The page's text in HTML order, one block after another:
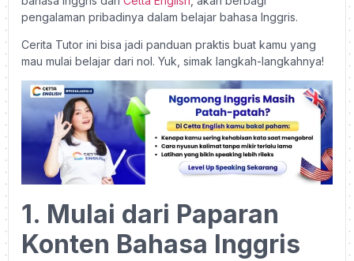
pengalaman pribadinya dalam belajar bahasa Inggris.
Cerita Tutor ini bisa jadi panduan praktis buat kamu yang
mau mulai belajar dari nol. Yuk, simak langkah-langkahnya!
1. Mulai dari Paparan
Konten Bahasa Inggris